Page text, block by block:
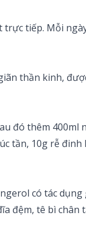
tiếp. Mỗi
thần kinh,
đó thêm
tần, 10g rễ
có tác
đệm, tê bì chân